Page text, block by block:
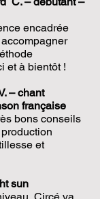
encadrée
et à bientôt !
– chant
française
bons conseils
et
sun